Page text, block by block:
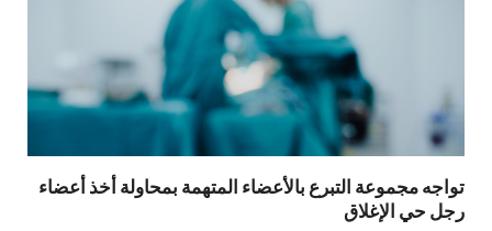
تواجه مجموعة التبرع بالأعضاء المتهمة بمحاولة أخذ أعضاء
رجل حي الإغلاق